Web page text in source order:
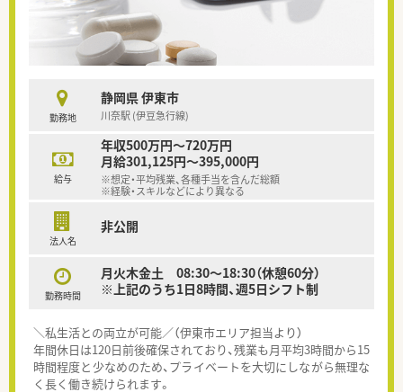
勤務地
静岡県 伊東市
川奈駅 (伊豆急行線)
給与
年収500万円～720万円
月給301,125円～395,000円
※想定・平均残業、各種手当を含んだ総額
※経験・スキルなどにより異なる
法人名
非公開
勤務時間
月火木金土 08:30～18:30（休憩60分）
※上記のうち1日8時間、週5日シフト制
＼私生活との両立が可能／（伊東市エリア担当より）
年間休日は120日前後確保されており、残業も月平均3時間から15
時間程度と少なめのため、プライベートを大切にしながら無理な
く長く働き続けられます。